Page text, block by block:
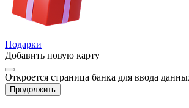
Подарки
Добавить новую карту
Откроется страница банка для ввода
Продолжить